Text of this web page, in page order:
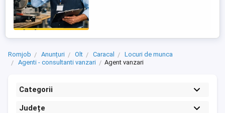
Romjob Anunțuri Olt Caracal
Locuri de munca
Agenti - consultanti vanzari
Agent vanzari
Categorii
Județe